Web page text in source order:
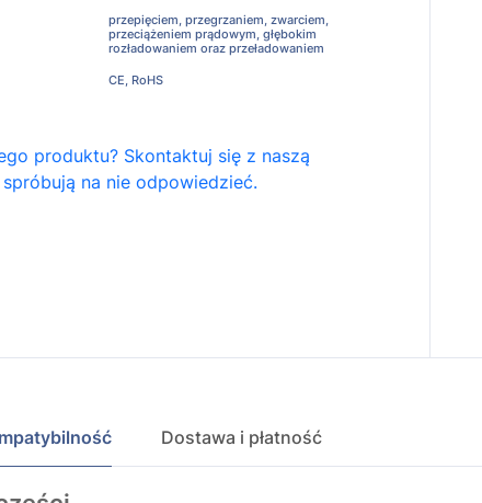
przepięciem, przegrzaniem, zwarciem,
przeciążeniem prądowym, głębokim
rozładowaniem oraz przeładowaniem
CE, RoHS
produktu? Skontaktuj się z naszą
na nie odpowiedzieć.
Dostawa i płatność